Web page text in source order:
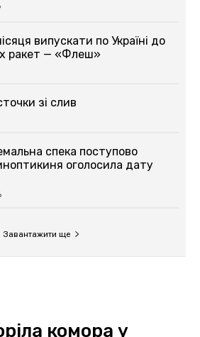
випускати по Україні до
ракет — «Флеш»
зі слив
спека поступово
оголосила дату
Завантажити ще